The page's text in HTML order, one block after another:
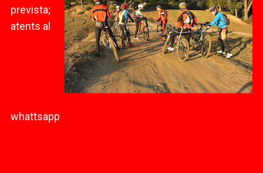
prevista;
atents al
whattsapp